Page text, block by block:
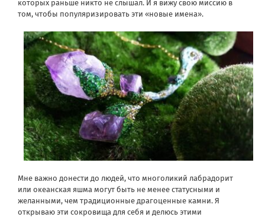
которых раньше никто не слышал. И я вижу свою миссию в
том, чтобы популяризировать эти «новые имена».
Мне важно донести до людей, что многоликий лабрадорит
или океанская яшма могут быть не менее статусными и
желанными, чем традиционные драгоценные камни. Я
открываю эти сокровища для себя и делюсь этими